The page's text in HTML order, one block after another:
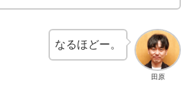
田原
なるほどー。